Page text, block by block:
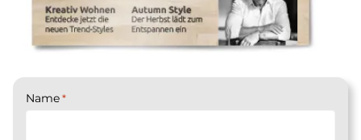
Name *